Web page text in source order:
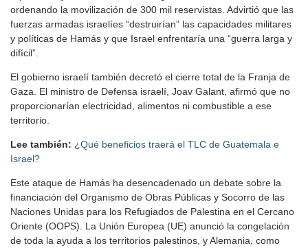
ordenando la movilización de 300 mil reservistas. Advirtió que las
fuerzas armadas israelíes “destruirían” las capacidades militares
y políticas de Hamás y que Israel enfrentaría una “guerra larga y
difícil”.
El gobierno israelí también decretó el cierre total de la Franja de
Gaza. El ministro de Defensa israelí, Joav Galant, afirmó que no
proporcionarían electricidad, alimentos ni combustible a ese
territorio.
Lee también: ¿Qué beneficios traerá el TLC de Guatemala e
Israel?
Este ataque de Hamás ha desencadenado un debate sobre la
financiación del Organismo de Obras Públicas y Socorro de las
Naciones Unidas para los Refugiados de Palestina en el Cercano
Oriente (OOPS). La Unión Europea (UE) anunció la congelación
de toda la ayuda a los territorios palestinos, y Alemania, como